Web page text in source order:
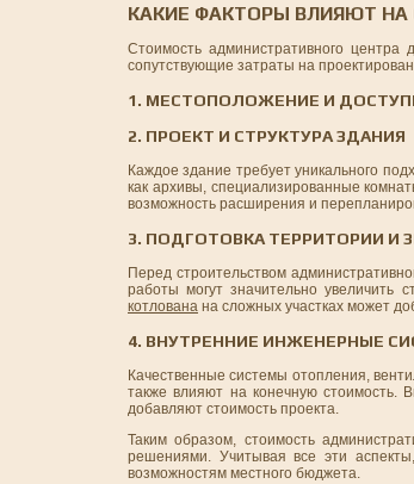
КАКИЕ ФАКТОРЫ ВЛИЯЮТ
Стоимость административного
сопутствующие затраты на
1. МЕСТОПОЛОЖЕНИЕ И
2. ПРОЕКТ И СТРУКТУРА ЗДАНИЯ
Каждое здание требует уникального
как архивы, специализированные
возможность расширения и
3. ПОДГОТОВКА ТЕРРИТОРИИ И
Перед строительством
работы могут значительно увеличить
котлована на сложных участках может
4. ВНУТРЕННИЕ ИНЖЕНЕРНЫЕ
Качественные системы отопления,
также влияют на конечную стоимость.
добавляют стоимость проекта.
Таким образом, стоимость
решениями. Учитывая все эти
возможностям местного бюджета.